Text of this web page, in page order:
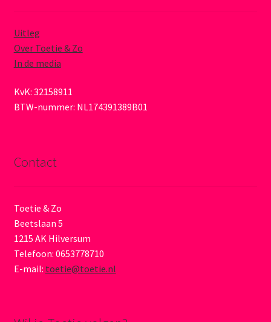
Uitleg
Over Toetie & Zo
In de media
KvK: 32158911
BTW-nummer: NL174391389B01
Contact
Toetie & Zo
Beetslaan 5
1215 AK Hilversum
Telefoon: 0653778710
E-mail: toetie@toetie.nl